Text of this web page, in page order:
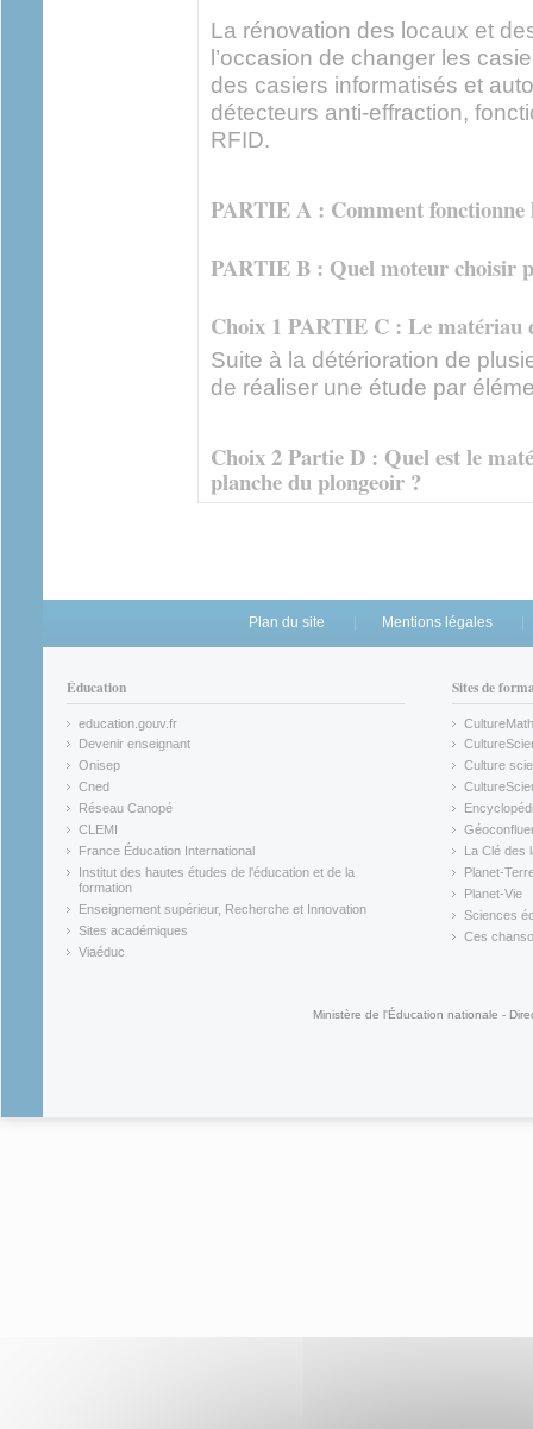
La rénovation des locaux et
l’occasion de changer les
des casiers informatisés et
détecteurs anti-effraction,
RFID.
PARTIE A : Comment fonctionne
PARTIE B : Quel moteur choisir
Choix 1 PARTIE C : Le matériau
Suite à la détérioration de
de réaliser une étude par
Choix 2 Partie D : Quel est le
planche du plongeoir ?
Plan du site Mentions légales
Éducation
education.gouv.fr
(link is external)
Devenir enseignant
(link is external)
Onisep
(link is external)
Cned
(link is external)
Réseau Canopé
(link is external)
CLEMI
(link is external)
France Éducation International
(link is external)
Institut des hautes études de l'éducation et de la
formation
(link is external)
Enseignement supérieur, Recherche et Innovation
(link is external)
Sites académiques
(link is external)
Viaéduc
Sites de
CultureMath
(link is
(link is
Culture
(link is
(link is
(link is
La Clé des
(link is
Planet-
(link is
Planet-Vie
(link is
Sciences
(link is
Ces
Ministère de l'Éducation nationale -